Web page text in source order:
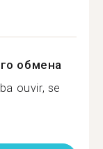
обмена
ouvir, se